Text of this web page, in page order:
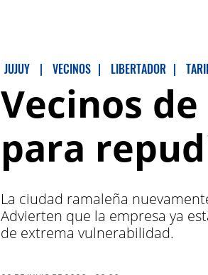
JUJUY | VECINOS | LIBERTADOR |
Vecinos
para
La ciudad ramaleña
Advierten que la empresa ya
de extrema vulnerabilidad.